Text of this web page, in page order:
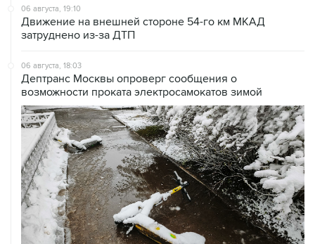
06 августа, 19:10
Движение на внешней стороне 54-го км МКАД
затруднено из-за ДТП
06 августа, 18:03
Дептранс Москвы опроверг сообщения о
возможности проката электросамокатов зимой